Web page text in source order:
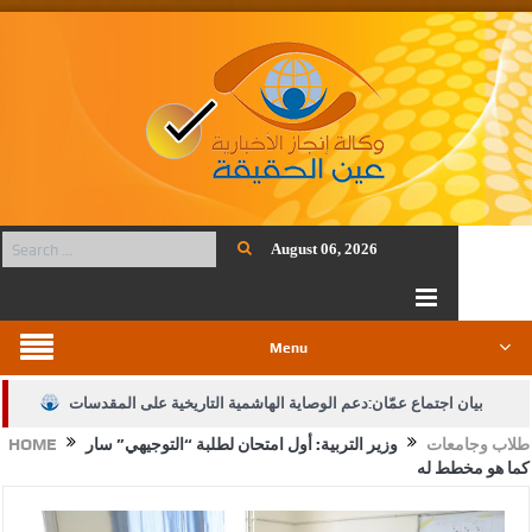
August 06, 2026
Menu
بيان اجتماع عمّان:دعم الوصاية الهاشمية التاريخية على المقدسات
الإسلامية والمسيحية HOME طلاب وجامعات
وزير التربية: أول امتحان لطلبة “التوجيهي” سار
كما هو مخطط له